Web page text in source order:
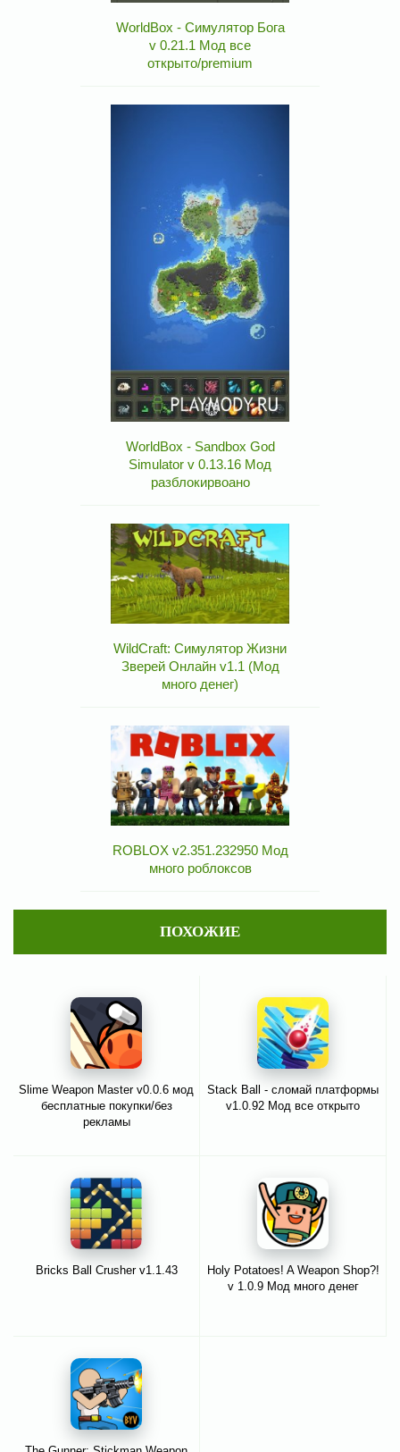
WorldBox - Симулятор Бога
v 0.21.1 Мод все
открыто/premium
WorldBox - Sandbox God
Simulator v 0.13.16 Мод
разблокирвоано
WildCraft: Симулятор Жизни
Зверей Онлайн v1.1 (Мод
много денег)
ROBLOX v2.351.232950 Мод
много роблоксов
ПОХОЖИЕ
Slime Weapon Master v0.0.6 мод
бесплатные покупки/без
рекламы
Stack Ball - сломай платформы
v1.0.92 Мод все открыто
Bricks Ball Crusher v1.1.43
Holy Potatoes! A Weapon Shop?!
v 1.0.9 Мод много денег